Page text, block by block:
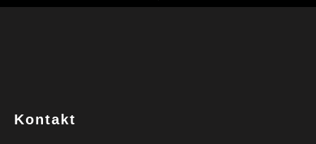
Kontakt